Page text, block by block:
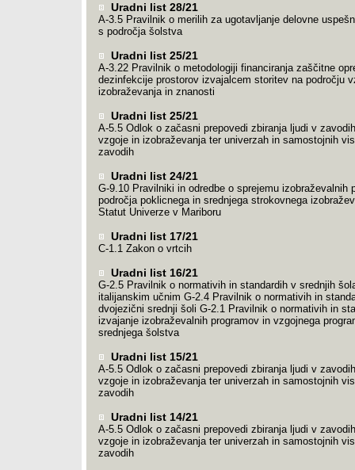
Uradni list 28/21
A-3.5 Pravilnik o merilih za ugotavljanje delovne
s področja šolstva
Uradni list 25/21
A-3.22 Pravilnik o metodologiji financiranja zaščitne
dezinfekcije prostorov izvajalcem storitev na področju
izobraževanja in znanosti
Uradni list 25/21
A-5.5 Odlok o začasni prepovedi zbiranja ljudi v
vzgoje in izobraževanja ter univerzah in samostojnih
zavodih
Uradni list 24/21
G-9.10 Pravilniki in odredbe o sprejemu izobraževalnih
področja poklicnega in srednjega strokovnega
Statut Univerze v Mariboru
Uradni list 17/21
C-1.1 Zakon o vrtcih
Uradni list 16/21
G-2.5 Pravilnik o normativih in standardih v srednjih
italijanskim učnim G-2.4 Pravilnik o normativih in
dvojezični srednji šoli G-2.1 Pravilnik o normativih in
izvajanje izobraževalnih programov in vzgojnega
srednjega šolstva
Uradni list 15/21
A-5.5 Odlok o začasni prepovedi zbiranja ljudi v
vzgoje in izobraževanja ter univerzah in samostojnih
zavodih
Uradni list 14/21
A-5.5 Odlok o začasni prepovedi zbiranja ljudi v
vzgoje in izobraževanja ter univerzah in samostojnih
zavodih